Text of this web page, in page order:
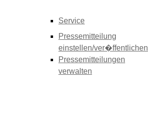
Service
Pressemitteilung
einstellen/ver�ffentlichen
Pressemitteilungen
verwalten